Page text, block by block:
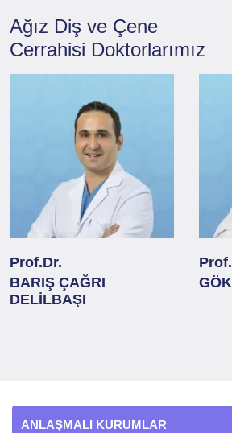
Ağız Diş ve Çene
Cerrahisi Doktorlarımız
Prof.Dr.
BARIŞ ÇAĞRI
DELİLBAŞI
ANLAŞMALI KURUMLAR